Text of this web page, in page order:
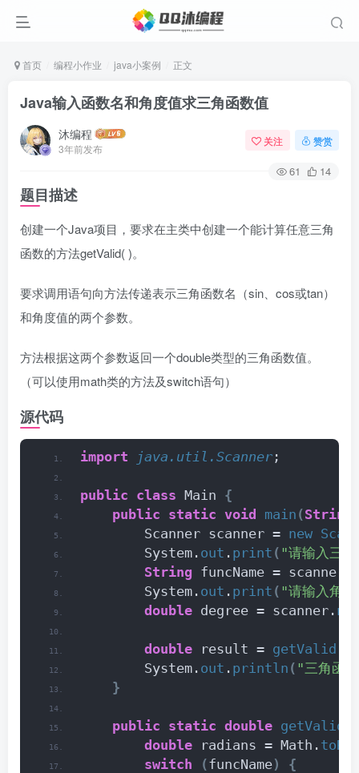
首页 编程小作业 java小案例 正文
Java输入函数名和角度值求三角函数值
沐编程
3年前发布
关注 赞赏
61 14
题目描述
创建一个Java项目，要求在主类中创建一个能计算任意三角
函数的方法getValid( )。
要求调用语句向方法传递表示三角函数名（sin、cos或tan）
和角度值的两个参数。
方法根据这两个参数返回一个double类型的三角函数值。
（可以使用math类的方法及switch语句）
源代码
import java.util.Scanner ;
public class Main {
public static void main (String
        Scanner scanner =
new
        System.
out . print ( "请输入三
String funcName = scanner.
        System.
out . print ( "请输入角
double degree = scanner.
double result = getValid
        System.
out . println ( "三角函
}
public static double getValid
double radians = Math.
switch
(funcName)
{